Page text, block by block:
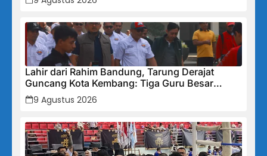
Lahir dari Rahim Bandung, Tarung Derajat
Guncang Kota Kembang: Tiga Guru Besar
Hadirkan Semangat Baru, Linmas Dijadikan
Garda Keamanan Terlatih
9 Agustus 2026